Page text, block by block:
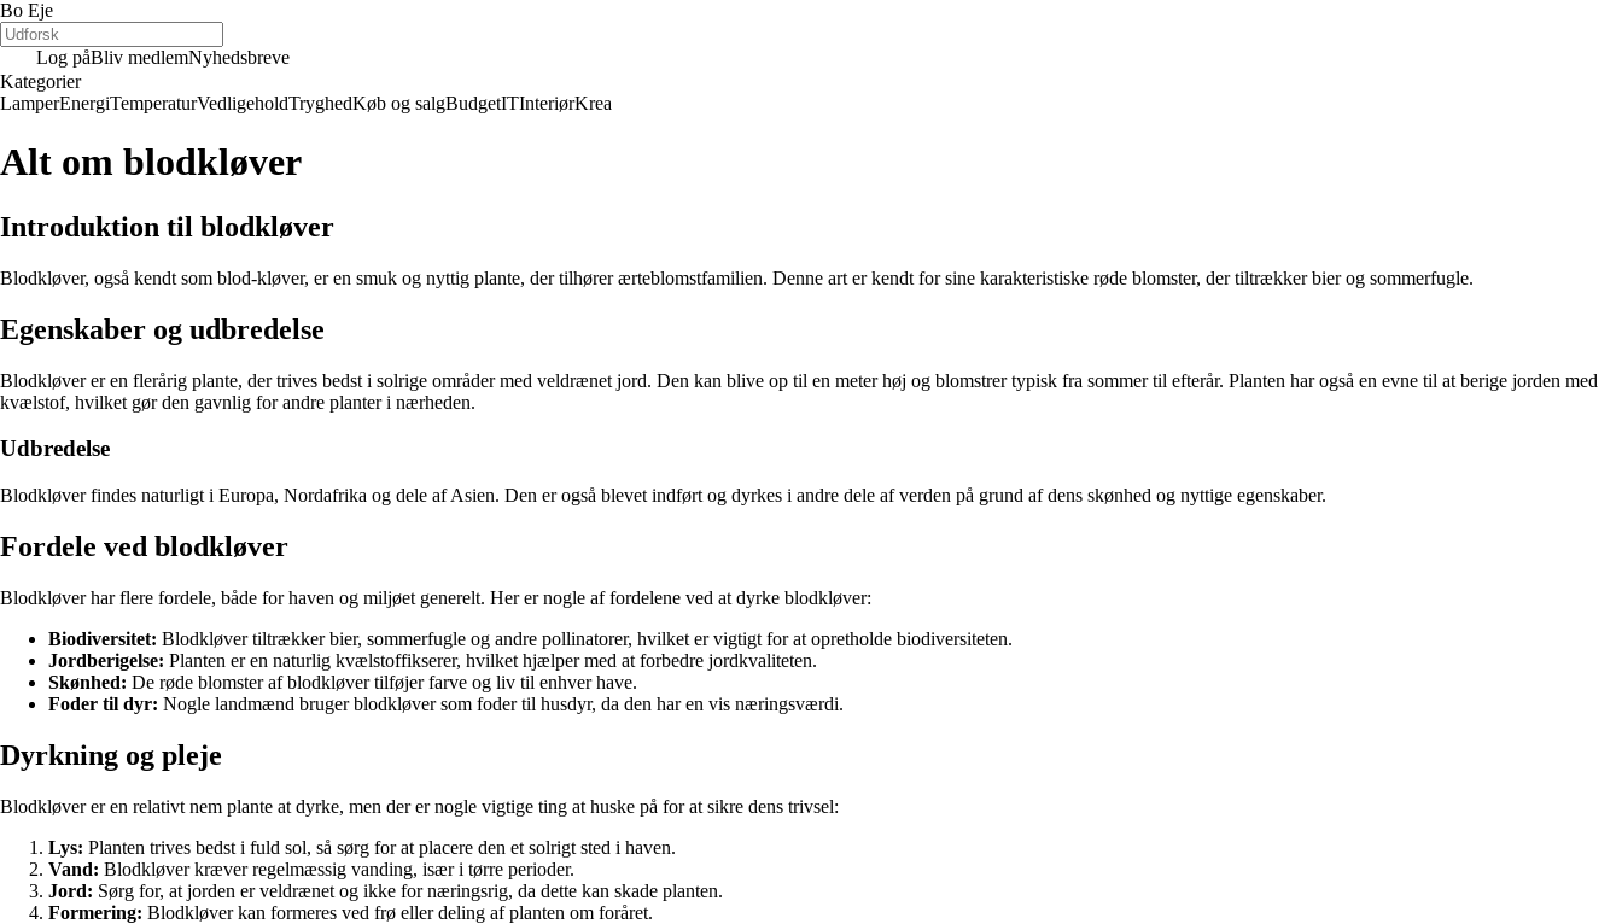
Bo Eje
Log påBliv medlemNyhedsbreve
Kategorier
LamperEnergiTemperaturVedligeholdTryghedKøb og salgBudgetITInteriørKrea
Alt om blodkløver
Introduktion til blodkløver
Blodkløver, også kendt som blod-kløver, er en smuk og nyttig plante, der tilhører ærteblomstfamilien. Denne art er kendt for sine karakteristiske røde blomster, der tiltrækker bier og sommerfugle.
Egenskaber og udbredelse
Blodkløver er en flerårig plante, der trives bedst i solrige områder med veldrænet jord. Den kan blive op til en meter høj og blomstrer typisk fra sommer til efterår. Planten har også en evne til at berige jorden med
kvælstof, hvilket gør den gavnlig for andre planter i nærheden.
Udbredelse
Blodkløver findes naturligt i Europa, Nordafrika og dele af Asien. Den er også blevet indført og dyrkes i andre dele af verden på grund af dens skønhed og nyttige egenskaber.
Fordele ved blodkløver
Blodkløver har flere fordele, både for haven og miljøet generelt. Her er nogle af fordelene ved at dyrke blodkløver:
Biodiversitet: Blodkløver tiltrækker bier, sommerfugle og andre pollinatorer, hvilket er vigtigt for at opretholde biodiversiteten.
Jordberigelse: Planten er en naturlig kvælstoffikserer, hvilket hjælper med at forbedre jordkvaliteten.
Skønhed: De røde blomster af blodkløver tilføjer farve og liv til enhver have.
Foder til dyr: Nogle landmænd bruger blodkløver som foder til husdyr, da den har en vis næringsværdi.
Dyrkning og pleje
Blodkløver er en relativt nem plante at dyrke, men der er nogle vigtige ting at huske på for at sikre dens trivsel:
Lys: Planten trives bedst i fuld sol, så sørg for at placere den et solrigt sted i haven.
Vand: Blodkløver kræver regelmæssig vanding, især i tørre perioder.
Jord: Sørg for, at jorden er veldrænet og ikke for næringsrig, da dette kan skade planten.
Formering: Blodkløver kan formeres ved frø eller deling af planten om foråret.